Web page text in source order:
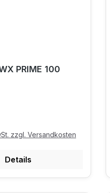
PRIME 100
zzgl. Versandkosten
Details